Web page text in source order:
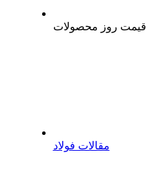
قیمت روز محصولات
مقالات فولاد